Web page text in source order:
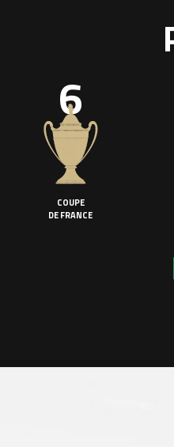
6
COUPE
DE FRANCE